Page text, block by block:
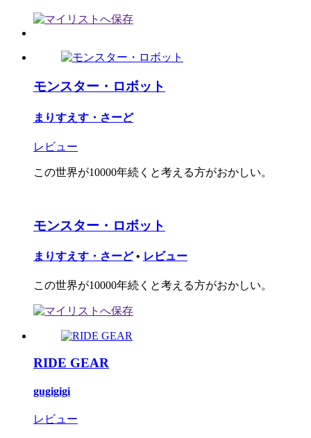
モンスター・ロボット
まりすえす・さーど
レビュー
この世界が10000年続くと考える方がおかしい。
モンスター・ロボット
まりすえす・さーど • レビュー
この世界が10000年続くと考える方がおかしい。
RIDE GEAR
gugigigi
レビュー